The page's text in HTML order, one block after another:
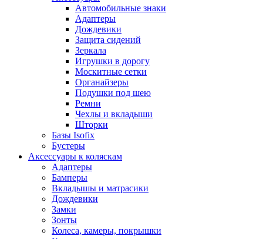
Автомобильные знаки
Адаптеры
Дождевики
Защита сидений
Зеркала
Игрушки в дорогу
Москитные сетки
Органайзеры
Подушки под шею
Ремни
Чехлы и вкладыши
Шторки
Базы Isofix
Бустеры
Аксессуары к коляскам
Адаптеры
Бамперы
Вкладышы и матрасики
Дождевики
Замки
Зонты
Колеса, камеры, покрышки